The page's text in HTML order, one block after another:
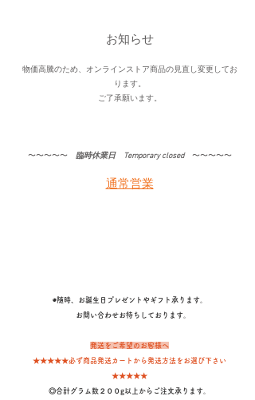
お知らせ
物価高騰のため、オンラインストア商品の見直し変更してお
ります。
​ご了承願います。
〜〜〜〜〜​ 臨時休業日 Temporary closed〜〜〜〜〜
通常営業
◉随時、お誕生日プレゼントやギフト承ります。
​ お問い合わせお待ちしております。
発送をご希望のお客様へ
★★★★★必ず商品発送カートから発送方法をお選び下さい
★★★★★
◎合計グラム数２００g以上からご注文承ります。